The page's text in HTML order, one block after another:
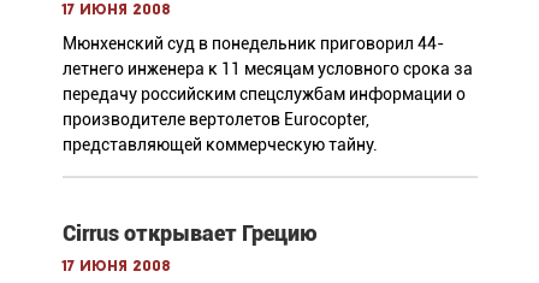
17 июня 2008
Мюнхенский суд в понедельник приговорил 44-
летнего инженера к 11 месяцам условного срока за
передачу российским спецслужбам информации о
производителе вертолетов Eurocopter,
представляющей коммерческую тайну.
Cirrus открывает Грецию
17 июня 2008